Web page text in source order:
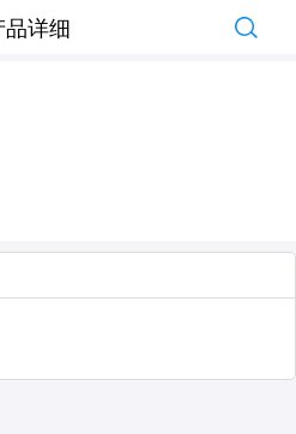
品详细